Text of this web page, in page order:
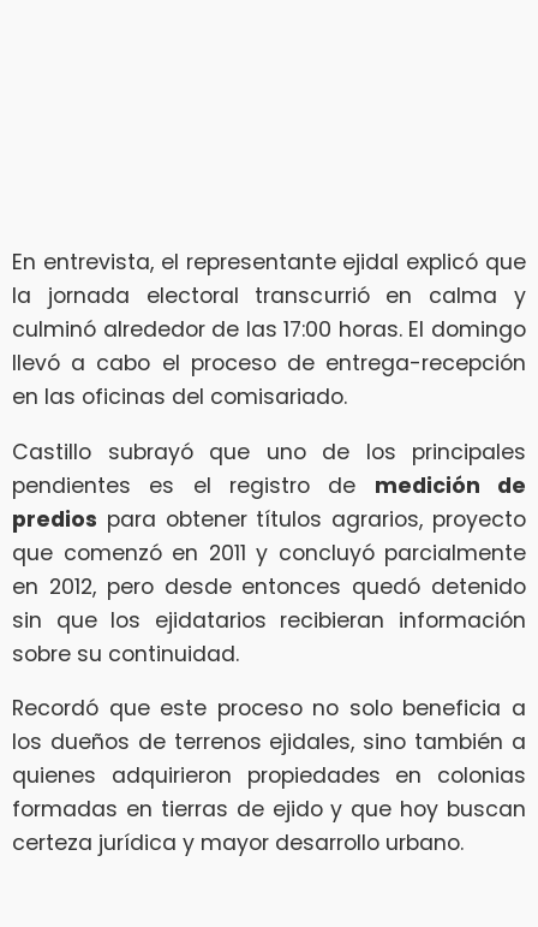
En entrevista, el representante ejidal explicó que
la jornada electoral transcurrió en calma y
culminó alrededor de las 17:00 horas. El domingo
llevó a cabo el proceso de entrega-recepción
en las oficinas del comisariado.
Castillo subrayó que uno de los principales
pendientes es el registro de medición de
predios para obtener títulos agrarios, proyecto
que comenzó en 2011 y concluyó parcialmente
en 2012, pero desde entonces quedó detenido
sin que los ejidatarios recibieran información
sobre su continuidad.
Recordó que este proceso no solo beneficia a
los dueños de terrenos ejidales, sino también a
quienes adquirieron propiedades en colonias
formadas en tierras de ejido y que hoy buscan
certeza jurídica y mayor desarrollo urbano.